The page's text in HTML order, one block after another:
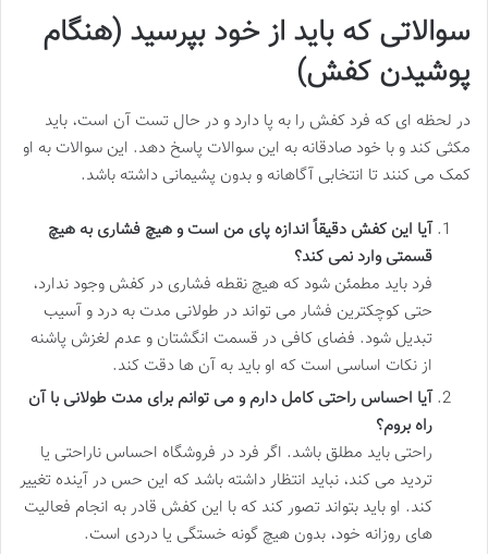
سوالاتی که باید از خود بپرسید (هنگام
پوشیدن کفش)
در لحظه ای که فرد کفش را به پا دارد و در حال تست آن است، باید
مکثی کند و با خود صادقانه به این سوالات پاسخ دهد. این سوالات به او
کمک می کنند تا انتخابی آگاهانه و بدون پشیمانی داشته باشد.
آیا این کفش دقیقاً اندازه پای من است و هیچ فشاری به هیچ
قسمتی وارد نمی کند؟
فرد باید مطمئن شود که هیچ نقطه فشاری در کفش وجود ندارد،
حتی کوچکترین فشار می تواند در طولانی مدت به درد و آسیب
تبدیل شود. فضای کافی در قسمت انگشتان و عدم لغزش پاشنه
از نکات اساسی است که او باید به آن ها دقت کند.
آیا احساس راحتی کامل دارم و می توانم برای مدت طولانی با آن
راه بروم؟
راحتی باید مطلق باشد. اگر فرد در فروشگاه احساس ناراحتی یا
تردید می کند، نباید انتظار داشته باشد که این حس در آینده تغییر
کند. او باید بتواند تصور کند که با این کفش قادر به انجام فعالیت
های روزانه خود، بدون هیچ گونه خستگی یا دردی است.